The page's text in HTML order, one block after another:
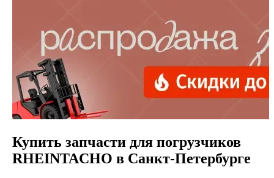
Купить запчасти для погрузчиков
RHEINTACHO в Санкт-Петербурге